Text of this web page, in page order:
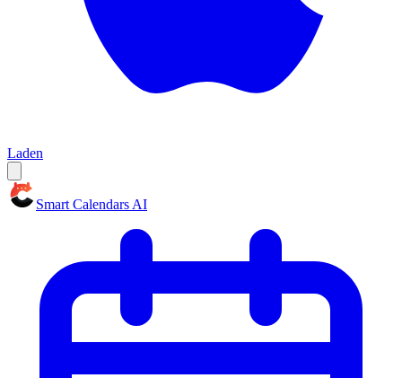
Laden
Smart Calendars AI